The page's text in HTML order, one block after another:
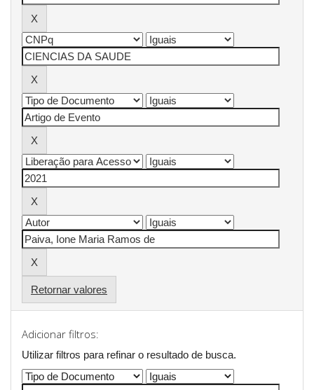
Retornar valores
Adicionar filtros:
Utilizar filtros para refinar o resultado de busca.